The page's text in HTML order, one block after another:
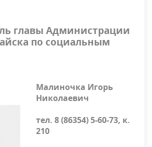
главы Администрации
по социальным
Малиночка Игорь
Николаевич
тел. 8 (86354) 5-60-73, к.
210